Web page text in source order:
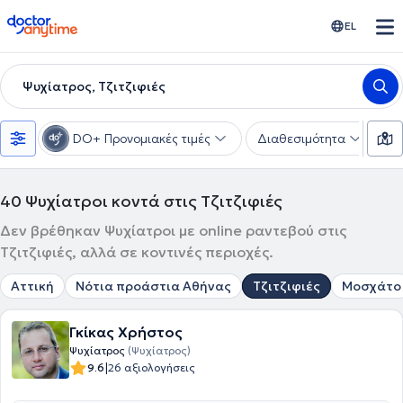
doctoranytime EL
Ψυχίατρος, Τζιτζιφιές
DO+ Προνομιακές τιμές Διαθεσιμότητα
40 Ψυχίατροι κοντά στις Τζιτζιφιές
Δεν βρέθηκαν Ψυχίατροι με online ραντεβού στις
Τζιτζιφιές, αλλά σε κοντινές περιοχές.
Αττική Νότια προάστια Αθήνας Τζιτζιφιές Μοσχάτο
Γκίκας Χρήστος
Ψυχίατρος (Ψυχίατρος)
9.6|26 αξιολογήσεις